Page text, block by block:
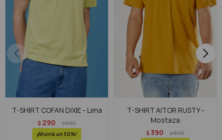
T-SHIRT COFAN DIXIE - Lima
$ 290 $590
50
T-SHIRT AITOR RUSTY -
Mostaza
$ 390 $890